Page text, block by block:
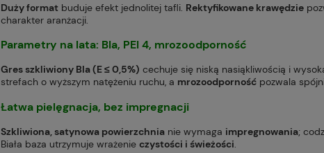
Duży format buduje efekt jednolitej tafli. Rektyfikowane krawędzie
charakter aranżacji.
Parametry na lata: BIa, PEI 4, mrozoodporność
Gres szkliwiony BIa (E ≤ 0,5%) cechuje się niską nasiąkliwością i
strefach o wyższym natężeniu ruchu, a mrozoodporność pozwala
Łatwa pielęgnacja, bez impregnacji
Szkliwiona, satynowa powierzchnia nie wymaga impregnowania;
Biała baza utrzymuje wrażenie czystości i świeżości.